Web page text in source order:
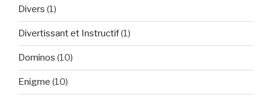
Divers (1)
Divertissant et Instructif(1)
Dominos (10)
Enigme (10)